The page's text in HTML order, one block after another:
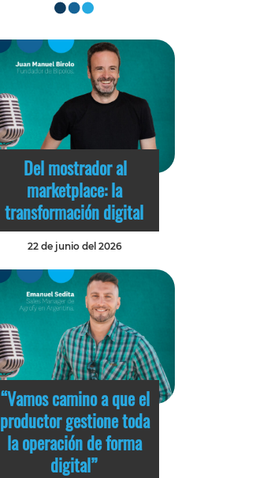
Del mostrador al
marketplace: la
transformación digital
22 de junio del 2026
“Vamos camino a que el
productor gestione toda
la operación de forma
digital”